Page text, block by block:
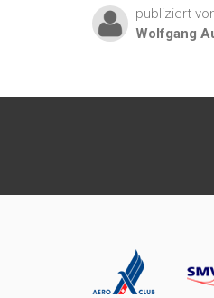
publiziert
Wolfgang